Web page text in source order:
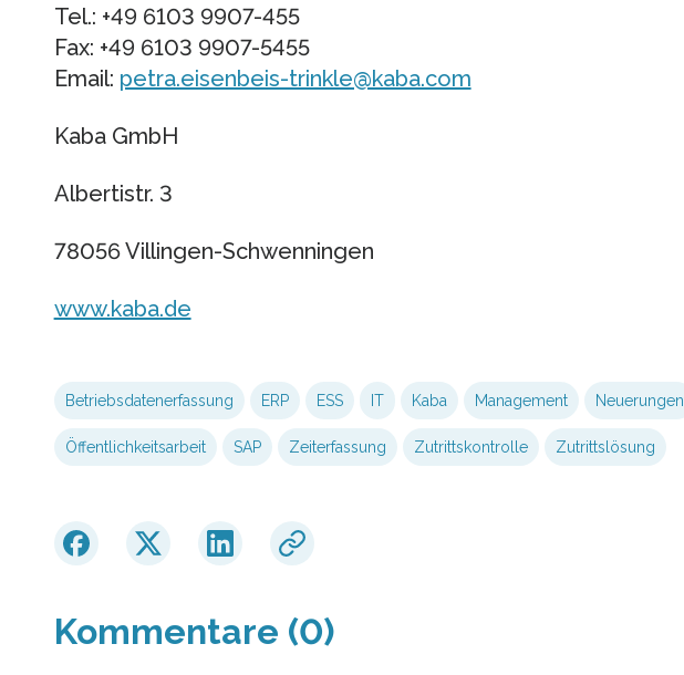
Tel.: +49 6103 9907-455
Fax: +49 6103 9907-5455
Email: petra.eisenbeis-trinkle@kaba.com
Kaba GmbH
Albertistr. 3
78056 Villingen-Schwenningen
www.kaba.de
Betriebsdatenerfassung ERP ESS IT Kaba Management Neuerungen
Öffentlichkeitsarbeit SAP Zeiterfassung Zutrittskontrolle Zutrittslösung
Kommentare (0)